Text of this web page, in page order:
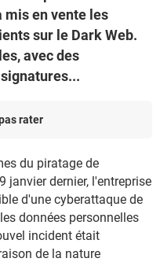
mis en vente les
sur le Dark Web.
avec des
rater
du piratage de
janvier dernier, l'entreprise
d'une cyberattaque de
données personnelles
incident était
de la nature